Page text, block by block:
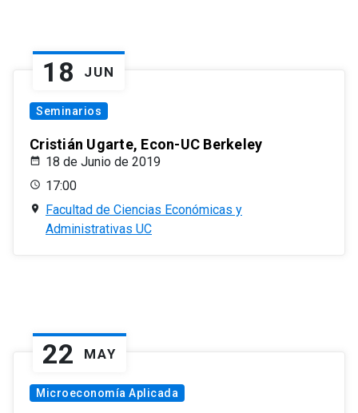
18 JUN
Seminarios
Cristián Ugarte, Econ-UC Berkeley
18 de Junio de 2019
17:00
Facultad de Ciencias Económicas y
Administrativas UC
22 MAY
Microeconomía Aplicada